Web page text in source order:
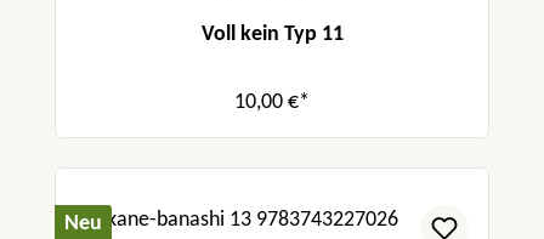
Voll kein Typ 11
10,00 €*
Neu